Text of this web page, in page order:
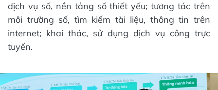
dịch vụ số, nền tảng số thiết yếu; tương tác trên
môi trường số, tìm kiếm tài liệu, thông tin trên
internet; khai thác, sử dụng dịch vụ công trực
tuyến.